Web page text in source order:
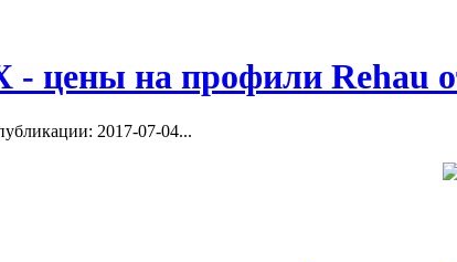
цены на профили Rehau
2017-07-04...